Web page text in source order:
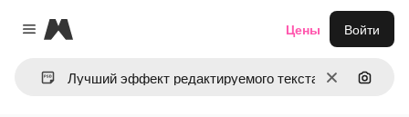
Close menu
Magnific
ОчиститьПоиск
Цены Войти